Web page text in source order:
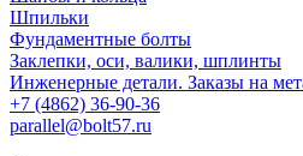
Шпильки
Фундаментные болты
Заклепки, оси, валики, шплинты
Инженерные детали. Заказы на
+7 (4862) 36-90-36
parallel@bolt57.ru